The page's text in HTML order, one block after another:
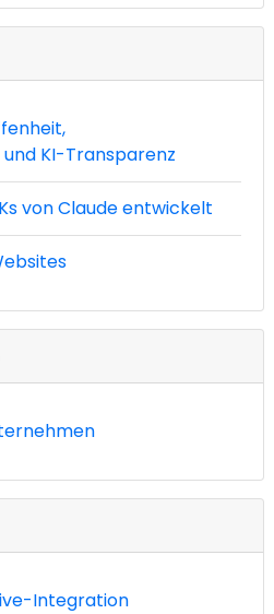
KI-Transparenz
von Claude entwickelt
Integration